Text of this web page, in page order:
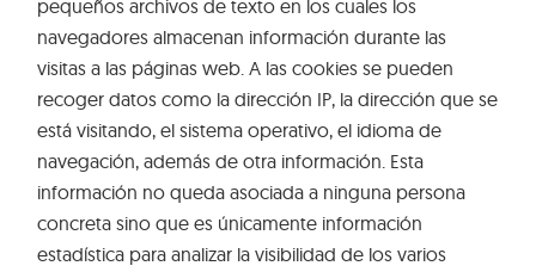
pequeños archivos de texto en los cuales los
navegadores almacenan información durante las
visitas a las páginas web. A las cookies se pueden
recoger datos como la dirección IP, la dirección que se
está visitando, el sistema operativo, el idioma de
navegación, además de otra información. Esta
información no queda asociada a ninguna persona
concreta sino que es únicamente información
estadística para analizar la visibilidad de los varios